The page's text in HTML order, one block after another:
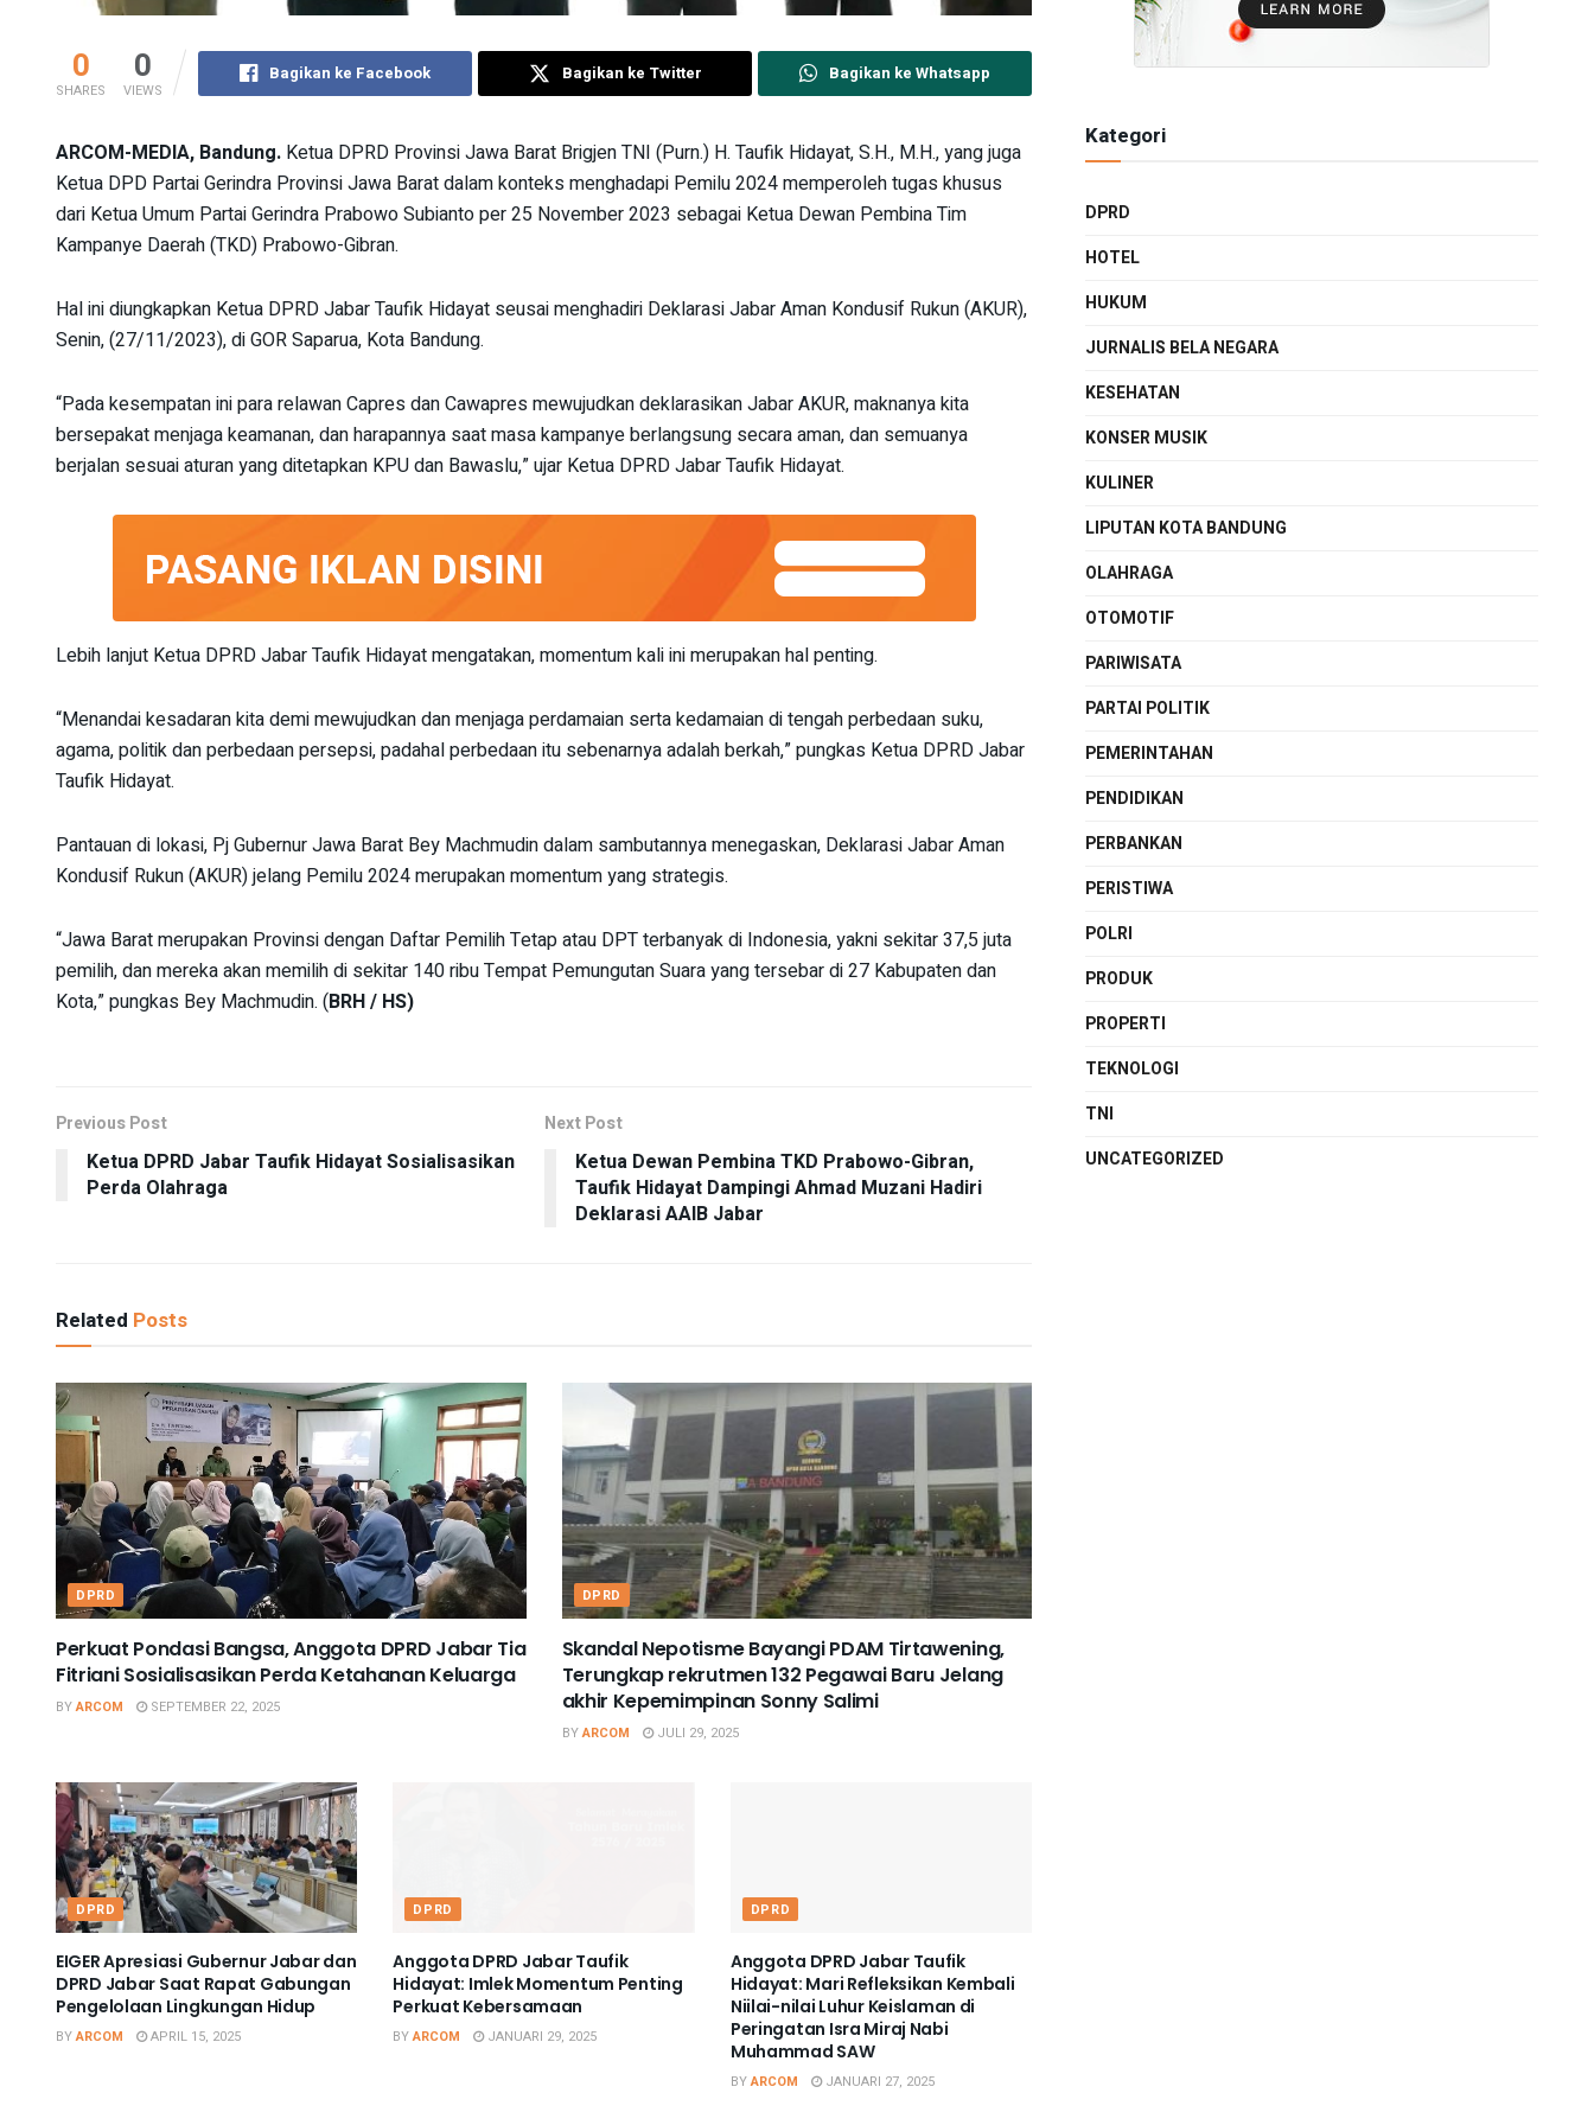
0
SHARES
0
VIEWS
Bagikan ke Facebook Bagikan ke Twitter Bagikan ke Whatsapp
ARCOM-MEDIA, Bandung. Ketua DPRD Provinsi Jawa Barat Brigjen TNI (Purn.) H. Taufik Hidayat, S.H., M.H., yang juga
Ketua DPD Partai Gerindra Provinsi Jawa Barat dalam konteks menghadapi Pemilu 2024 memperoleh tugas khusus
dari Ketua Umum Partai Gerindra Prabowo Subianto per 25 November 2023 sebagai Ketua Dewan Pembina Tim
Kampanye Daerah (TKD) Prabowo-Gibran.
Hal ini diungkapkan Ketua DPRD Jabar Taufik Hidayat seusai menghadiri Deklarasi Jabar Aman Kondusif Rukun (AKUR),
Senin, (27/11/2023), di GOR Saparua, Kota Bandung.
“Pada kesempatan ini para relawan Capres dan Cawapres mewujudkan deklarasikan Jabar AKUR, maknanya kita
bersepakat menjaga keamanan, dan harapannya saat masa kampanye berlangsung secara aman, dan semuanya
berjalan sesuai aturan yang ditetapkan KPU dan Bawaslu,” ujar Ketua DPRD Jabar Taufik Hidayat.
Lebih lanjut Ketua DPRD Jabar Taufik Hidayat mengatakan, momentum kali ini merupakan hal penting.
“Menandai kesadaran kita demi mewujudkan dan menjaga perdamaian serta kedamaian di tengah perbedaan suku,
agama, politik dan perbedaan persepsi, padahal perbedaan itu sebenarnya adalah berkah,” pungkas Ketua DPRD Jabar
Taufik Hidayat.
Pantauan di lokasi, Pj Gubernur Jawa Barat Bey Machmudin dalam sambutannya menegaskan, Deklarasi Jabar Aman
Kondusif Rukun (AKUR) jelang Pemilu 2024 merupakan momentum yang strategis.
“Jawa Barat merupakan Provinsi dengan Daftar Pemilih Tetap atau DPT terbanyak di Indonesia, yakni sekitar 37,5 juta
pemilih, dan mereka akan memilih di sekitar 140 ribu Tempat Pemungutan Suara yang tersebar di 27 Kabupaten dan
Kota,” pungkas Bey Machmudin. (BRH / HS)
Previous Post
Ketua DPRD Jabar Taufik Hidayat Sosialisasikan
Perda Olahraga
Next Post
Ketua Dewan Pembina TKD Prabowo-Gibran,
Taufik Hidayat Dampingi Ahmad Muzani Hadiri
Deklarasi AAIB Jabar
Related Posts
DPRD
Perkuat Pondasi Bangsa, Anggota DPRD Jabar Tia
Fitriani Sosialisasikan Perda Ketahanan Keluarga
BYARCOM SEPTEMBER 22, 2025
DPRD
Skandal Nepotisme Bayangi PDAM Tirtawening,
Terungkap rekrutmen 132 Pegawai Baru Jelang
akhir Kepemimpinan Sonny Salimi
BYARCOM JULI 29, 2025
DPRD
EIGER Apresiasi Gubernur Jabar dan
DPRD Jabar Saat Rapat Gabungan
Pengelolaan Lingkungan Hidup
BYARCOM APRIL 15, 2025
DPRD
Anggota DPRD Jabar Taufik
Hidayat: Imlek Momentum Penting
Perkuat Kebersamaan
BY ARCOM JANUARI 29, 2025
DPRD
Anggota DPRD Jabar Taufik
Hidayat: Mari Refleksikan Kembali
Niilai-nilai Luhur Keislaman di
Peringatan Isra Miraj Nabi
Muhammad SAW
BYARCOM JANUARI 27, 2025
Kategori
DPRD
HOTEL
HUKUM
JURNALIS BELA NEGARA
KESEHATAN
KONSER MUSIK
KULINER
LIPUTAN KOTA BANDUNG
OLAHRAGA
OTOMOTIF
PARIWISATA
PARTAI POLITIK
PEMERINTAHAN
PENDIDIKAN
PERBANKAN
PERISTIWA
POLRI
PRODUK
PROPERTI
TEKNOLOGI
TNI
UNCATEGORIZED